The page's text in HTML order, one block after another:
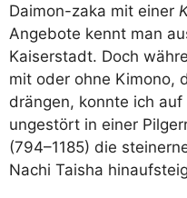
Daimon-zaka mit einer
Angebote kennt man
Kaiserstadt. Doch
mit oder ohne Kimono,
drängen, konnte ich
ungestört in einer
(794–1185) die
Nachi Taisha